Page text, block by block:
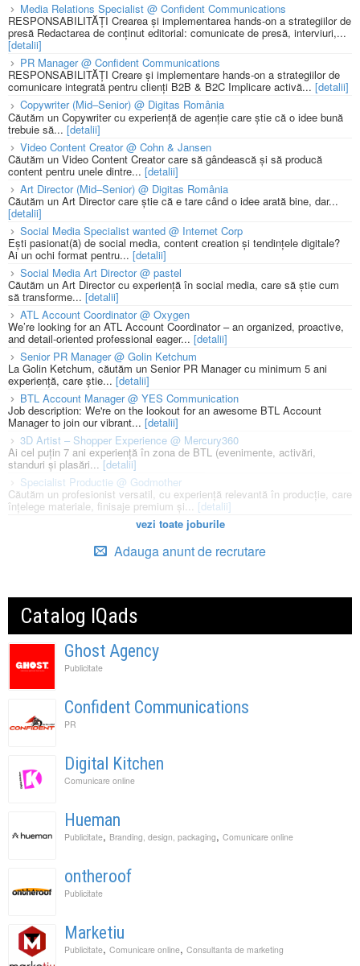
Media Relations Specialist @ Confident Communications
RESPONSABILITĂȚI Crearea și implementarea hands-on a strategiilor de
presă Redactarea de conținut editorial: comunicate de presă, interviuri,...
[detalii]
PR Manager @ Confident Communications
RESPONSABILITĂȚI Creare și implementare hands-on a strategiilor de
comunicare integrată pentru clienți B2B & B2C Implicare activă... [detalii]
Copywriter (Mid–Senior) @ Digitas România
Căutăm un Copywriter cu experiență de agenție care știe că o idee bună
trebuie să... [detalii]
Video Content Creator @ Cohn & Jansen
Căutăm un Video Content Creator care să gândească și să producă
content pentru unele dintre... [detalii]
Art Director (Mid–Senior) @ Digitas România
Căutăm un Art Director care știe că e tare când o idee arată bine, dar...
[detalii]
Social Media Specialist wanted @ Internet Corp
Ești pasionat(ă) de social media, content creation și tendințele digitale?
Ai un ochi format pentru... [detalii]
Social Media Art Director @ pastel
Căutăm un Art Director cu experiență în social media, care să știe cum
să transforme... [detalii]
ATL Account Coordinator @ Oxygen
We’re looking for an ATL Account Coordinator – an organized, proactive,
and detail-oriented professional eager... [detalii]
Senior PR Manager @ Golin Ketchum
La Golin Ketchum, căutăm un Senior PR Manager cu minimum 5 ani
experiență, care știe... [detalii]
BTL Account Manager @ YES Communication
Job description: We're on the lookout for an awesome BTL Account
Manager to join our vibrant... [detalii]
3D Artist – Shopper Experience @ Mercury360
Ai cel puțin 7 ani experiență în zona de BTL (evenimente, activări,
standuri și plasări... [detalii]
Specialist Productie @ Godmother
Căutăm un profesionist versatil, cu experiență relevantă în producție, care
înțelege materiale, finisaje premium și... [detalii]
vezi toate joburile
Adauga anunt de recrutare
Catalog IQads
Ghost Agency
Publicitate
Confident Communications
PR
Digital Kitchen
Comunicare online
Hueman
Publicitate, Branding, design, packaging, Comunicare online
ontheroof
Publicitate
Marketiu
Publicitate, Comunicare online, Consultanta de marketing